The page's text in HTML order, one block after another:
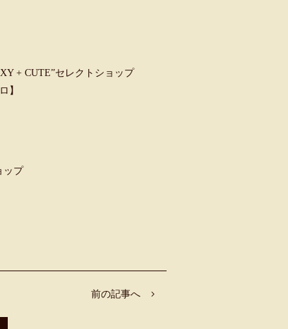
+ CUTE”セレクトショップ
】
ップ
前の記事へ